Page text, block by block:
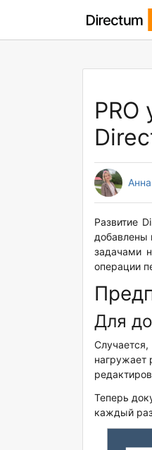
PRO
Развитие
добавлены
задачами
операции
Для
нагружает
Теперь
каждый